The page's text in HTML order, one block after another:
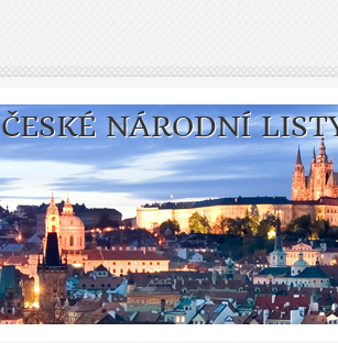
ČESKÉ NÁRODNÍ